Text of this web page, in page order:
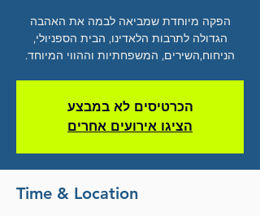
הפקה מיוחדת שמביאה לבמה את האהבה
הגדולה לתרבות הלאדינו, הבית הספניולי,
הניחוח,השירים, המשפחתיות וההווי המיוחד.
הכרטיסים לא במבצע
הציגו אירועים אחרים
Time & Location